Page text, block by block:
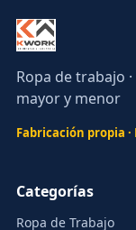
Ropa de trabajo
mayor y menor
Fabricación propia
Categorías
Ropa de Trabajo